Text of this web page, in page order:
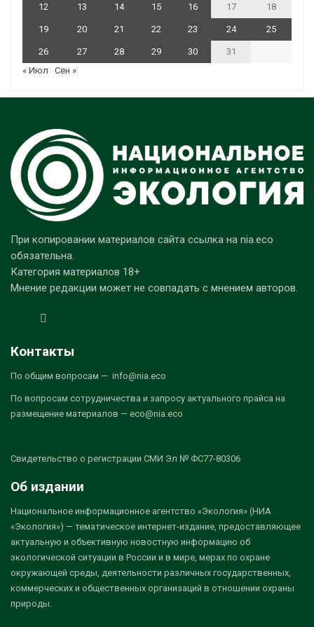
12 13 14 15 16 17 18
19 20 21 22 23 24 25
26 27 28 29 30
31
« Июл
Сен »
При копировании материалов сайта ссылка на nia.eco
обязательна.
Категория материалов 18+
Мнение редакции может не совпадать с мнением авторов.
Контакты
По общим вопросам — info@nia.eco
По вопросам сотрудничества и запросу актуального прайса на
размещение материалов — eco@nia.eco
Свидетельство о регистрации СМИ Эл № ФС77-80306
Об издании
Национальное информационное агентство «Экология» (НИА
«Экология») — тематическое интернет-издание, предоставляющее
актуальную и объективную новостную информацию об
экологической ситуации в России и в мире, мерах по охране
окружающей среды, деятельности различных государственных,
коммерческих и общественных организаций в отношении охраны
природы.